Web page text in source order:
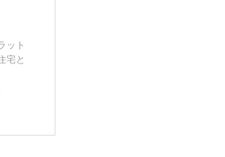
ット
宅と